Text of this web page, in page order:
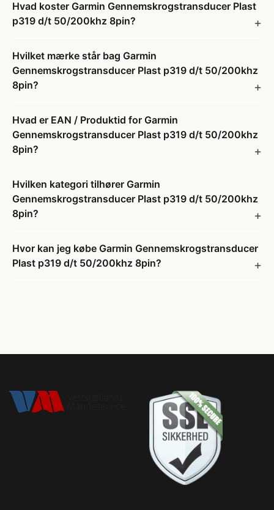
Hvad koster Garmin Gennemskrogstransducer Plast
p319 d/t 50/200khz 8pin?
Hvilket mærke står bag Garmin
Gennemskrogstransducer Plast p319 d/t 50/200khz
8pin?
Hvad er EAN / Produktid for Garmin
Gennemskrogstransducer Plast p319 d/t 50/200khz
8pin?
Hvilken kategori tilhører Garmin
Gennemskrogstransducer Plast p319 d/t 50/200khz
8pin?
Hvor kan jeg købe Garmin Gennemskrogstransducer
Plast p319 d/t 50/200khz 8pin?